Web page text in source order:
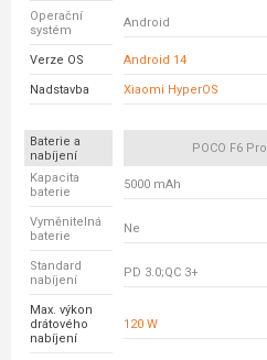
Operační
systém
Android
Verze OS Android 14
Nadstavba Xiaomi HyperOS
Baterie a
nabíjení
POCO F6 Pro
Kapacita
baterie
5000 mAh
Vyměnitelná
baterie
Ne
Standard
nabíjení
PD 3.0;QC 3+
Max. výkon
drátového
nabíjení
120 W